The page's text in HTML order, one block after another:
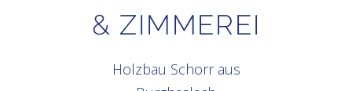
& ZIMMEREI
Holzbau Schorr aus